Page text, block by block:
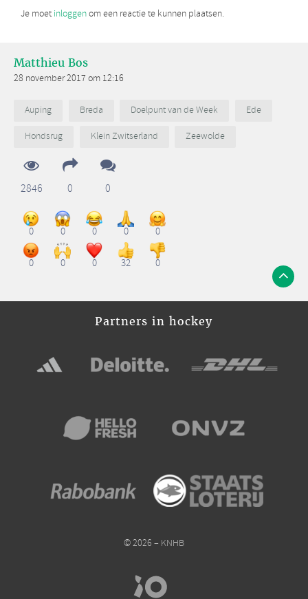
Je moet inloggenom een reactie te kunnen plaatsen.
Matthieu Bos
28 november 2017 om 12:16
Auping Breda Doelpunt van de Week
Ede
Hondsrug
Klein Zwitserland Zeewolde
2846 0 0
0 0 0 0 0
0 0 0 32 0
Partners in hockey
© 2026 – KNHB